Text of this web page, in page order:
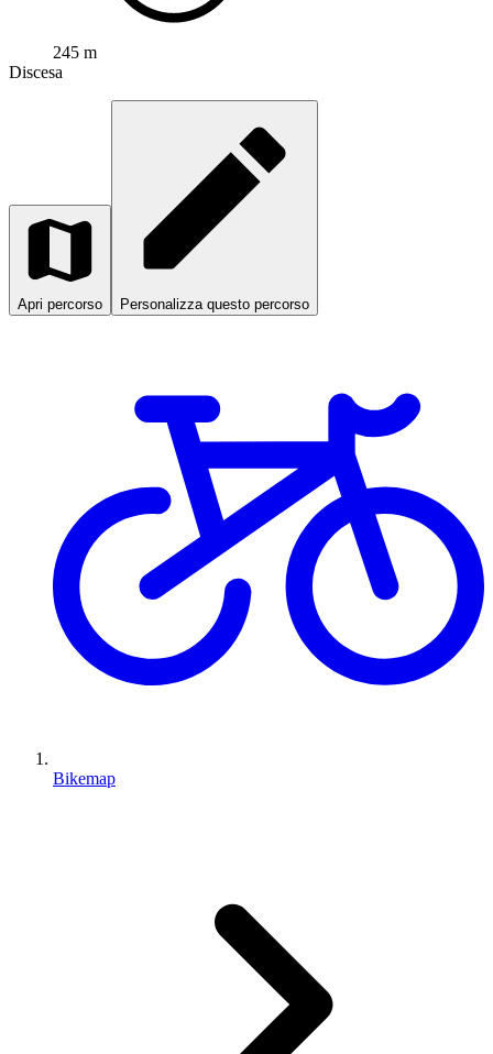
245 m
Discesa
Apri percorso Personalizza questo percorso
Bikemap